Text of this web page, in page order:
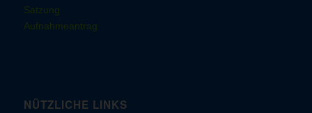
Satzung
Aufnahmeantrag
NÜTZLICHE LINKS